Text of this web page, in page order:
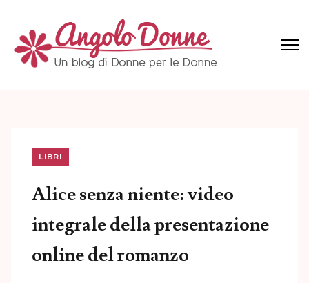
content
(Press
LIBRI
Alice senza niente: video
integrale della presentazione
online del romanzo